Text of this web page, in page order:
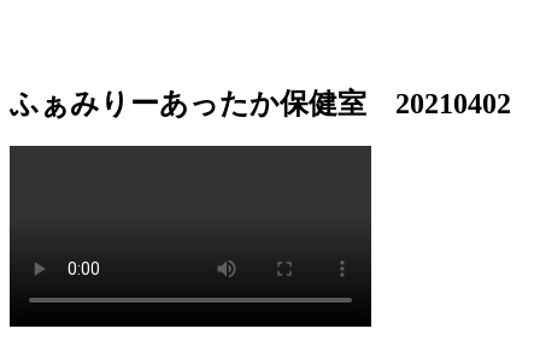
シ
ョ
ふぁみりーあったか保健室 20210402